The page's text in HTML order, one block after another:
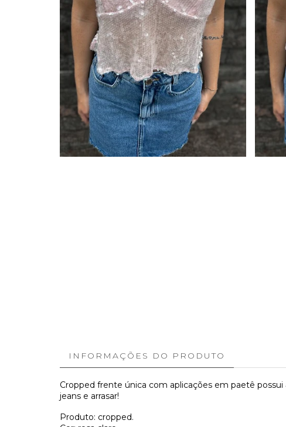
INFORMAÇÕES DO PRODUTO
Cropped frente única com aplicações em paetê
jeans e arrasar!
Produto: cropped.